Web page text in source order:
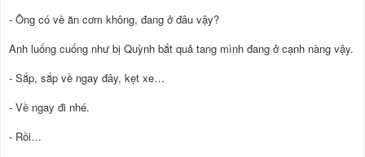
- Ông có về ăn cơm không, đang ở đâu vậy?
Anh luống cuống như bị Quỳnh bắt quả tang mình đang ở cạnh nàng vậy.
- Sắp, sắp về ngay đây, kẹt xe…
- Về ngay đi nhé.
- Rồi…